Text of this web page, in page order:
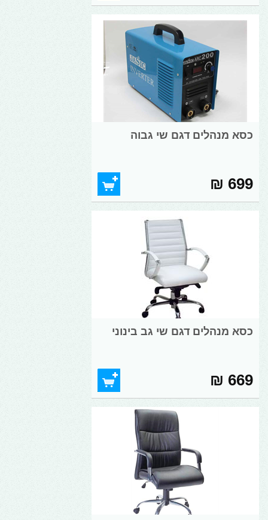
כסא מנהלים דגם שי גבוה
699 ₪
כסא מנהלים דגם שי גב בינוני
669 ₪